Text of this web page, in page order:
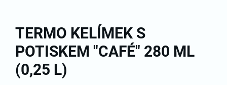
TERMO KELÍMEK S
POTISKEM "CAFÉ" 280 ML
(0,25 L)